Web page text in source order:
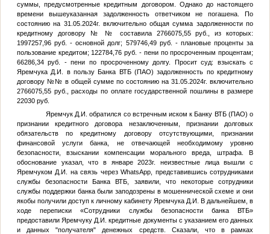
суммы, предусмотренные кредитным договором. Однако до настоящего
времени вышеуказанная задолженность ответчиком не погашена. По
состоянию на 31.05.2024г. включительно общая сумма задолженности по
кредитному договору № №
составила 2766075,55 руб., из которых:
1997257,96 руб. - основной долг; 579746,49 руб. - плановые проценты за
пользование кредитом; 122784,76 руб. - пени по просроченным процентам;
66286,34 руб. - пени по просроченному долгу. Просит суд: взыскать с
Яремчука Д.И. в пользу Банка ВТБ (ПАО) задолженность по кредитному
договору №№ в общей сумме по состоянию на 31.05.2024г. включительно
2766075,55 руб., расходы по оплате государственной пошлины в размере
22030 руб.
Яремчук Д.И. обратился со встречным иском к Банку ВТБ (ПАО) о
признании кредитного договора незаключенным, признании долговых
обязательств по кредитному договору отсутствующими, признании
финансовой услуги банка, не отвечающей необходимому уровню
безопасности, взыскании компенсации морального вреда, штрафа. В
обоснование указал, что в январе 2023г. неизвестные лица вышли с
Яремчуком Д.И. на связь через WhatsAрр, представившись сотрудниками
службы безопасности Банка ВТБ, заявили, что некоторые сотрудники
службы поддержки банка были заподозрены в мошеннической схеме и они
якобы получили доступ к личному кабинету Яремчука Д.И. В дальнейшем, в
ходе переписки «Сотрудники службы безопасности банка ВТБ»
предоставили Яремчуку Д.И. кредитные документы с указанием его данных
и данных "получателя" денежных средств. Сказали, что в рамках